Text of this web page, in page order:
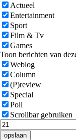
Actueel
Entertainment
Sport
Film & Tv
Games
Toon berichten van
Weblog
Column
(P)review
Special
Poll
Scrollbar gebruiken
opslaan